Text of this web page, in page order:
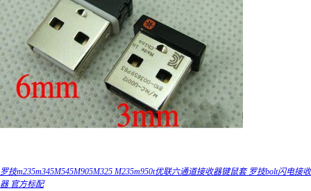
罗技m235m345M545M905M325 M235m950t优联六通道接收器键鼠套 罗技bolt闪电接收
器 官方标配